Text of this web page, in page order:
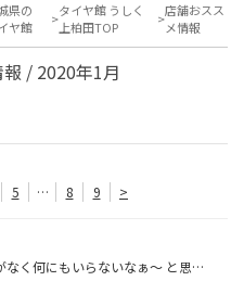
県の
ヤ館
タイヤ館 うしく
上柏田TOP
店舗おスス
メ情報
/ 2020年1月
5 … 8 9 >
最近物欲がなく何にもいらないなぁ〜 と思っていたのですが１つ服を 買ってしまったらまたポンポン物を買うようになってしまった伊藤です笑 今回は２つ購入しました！ どっちもアクセサリーなんですけど笑 １つ目は数珠です。 自分の好きな色を言って作ってもらったんですけど見た瞬間ドンピシャで...